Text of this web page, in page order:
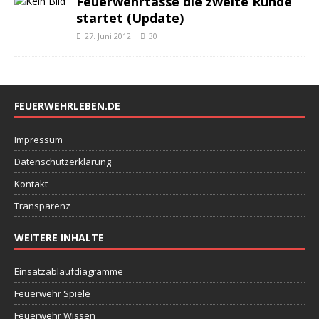
startet (Update)
27. Juni 2012 30
FEUERWEHRLEBEN.DE
Impressum
Datenschutzerklärung
Kontakt
Transparenz
WEITERE INHALTE
Einsatzablaufdiagramme
Feuerwehr Spiele
Feuerwehr Wissen